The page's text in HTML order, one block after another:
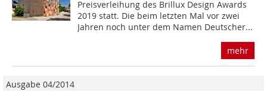
Preisverleihung des Brillux Design Awards
2019 statt. Die beim letzten Mal vor zwei
Jahren noch unter dem Namen Deutscher...
mehr
Ausgabe 04/2014